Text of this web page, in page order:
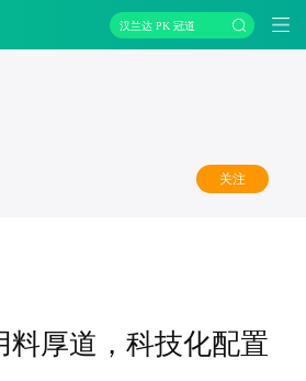
汉兰达 PK 冠道
关注
料厚道，科技化配置